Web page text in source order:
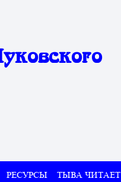
РЕСУРСЫ ТЫВА ЧИТАЕТ